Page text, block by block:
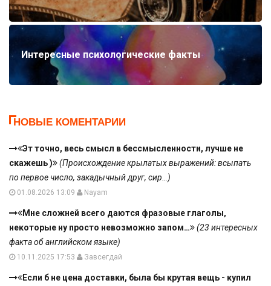
Интересные психологические факты
НОВЫЕ КОМЕНТАРИИ
Эт точно, весь смысл в бессмысленности, лучше не
скажешь )
(Происхождение крылатых выражений: всыпать
по первое число, закадычный друг, сир…)
01.08.2026 13:09 Nayam
Мне сложней всего даются фразовые глаголы,
некоторые ну просто невозможно запом…
(23 интересных
факта об английском языке)
10.11.2025 17:53 Завсегдай
Если б не цена доставки, была бы крутая вещь - купил